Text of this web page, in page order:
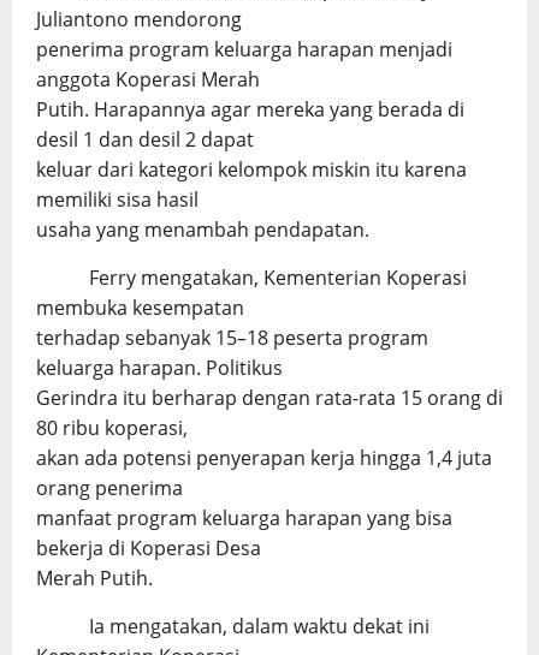
Juliantono mendorong
penerima program keluarga harapan menjadi
anggota Koperasi Merah
Putih. Harapannya agar mereka yang berada di
desil 1 dan desil 2 dapat
keluar dari kategori kelompok miskin itu karena
memiliki sisa hasil
usaha yang menambah pendapatan.
Ferry mengatakan, Kementerian Koperasi
membuka kesempatan
terhadap sebanyak 15–18 peserta program
keluarga harapan. Politikus
Gerindra itu berharap dengan rata-rata 15 orang di
80 ribu koperasi,
akan ada potensi penyerapan kerja hingga 1,4 juta
orang penerima
manfaat program keluarga harapan yang bisa
bekerja di Koperasi Desa
Merah Putih.
Ia mengatakan, dalam waktu dekat ini